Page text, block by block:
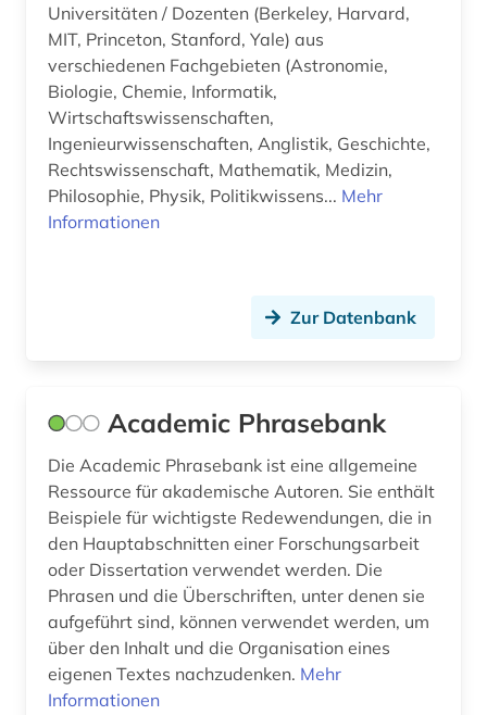
betrieb (1)
betriebsdaten (1)
betriebssystem (1)
bevölkerung (1)
bevölkerungsentwicklung (1)
bibliografie 1470-1960 (1)
bibliografie 1896-1944 (1)
bibliographie (68)
bibliographie bis 1900 (1)
bibliometrie (2)
biblioteca de catalunya (1)
Universitäten / Dozenten (Berkeley, Harvard,
MIT, Princeton, Stanford, Yale) aus
verschiedenen Fachgebieten (Astronomie,
Biologie, Chemie, Informatik,
Wirtschaftswissenschaften,
Ingenieurwissenschaften, Anglistik, Geschichte,
Rechtswissenschaft, Mathematik, Medizin,
Philosophie, Physik, Politikwissens... Mehr
Informationen
Zur Datenbank
Academic Phrasebank
Die Academic Phrasebank ist eine allgemeine
Ressource für akademische Autoren. Sie enthält
Beispiele für wichtigste Redewendungen, die in
den Hauptabschnitten einer Forschungsarbeit
oder Dissertation verwendet werden. Die
Phrasen und die Überschriften, unter denen sie
aufgeführt sind, können verwendet werden, um
über den Inhalt und die Organisation eines
eigenen Textes nachzudenken. Mehr
Informationen